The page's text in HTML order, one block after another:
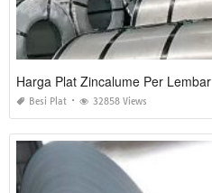
Harga Plat Zincalume Per Lembar
Besi Plat 32858 Views